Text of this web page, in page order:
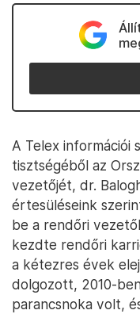
A Telex
tisztségéből az
vezetőjét, dr.
értesüléseink
be a rendőri
kezdte rendőri
a kétezres évek
dolgozott, 2010-
parancsnoka volt,